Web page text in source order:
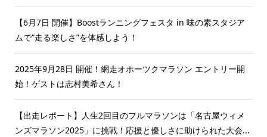
【6月7日 開催】Boostランニングフェスタ in 味の素スタジア
ムで“走る楽しさ”を体感しよう！
2025年9月28日 開催！網走オホーツクマラソン エントリー開
始！ゲストは志村美希さん！
【出走レポート】人生2回目のフルマラソンは「名古屋ウィメ
ンズマラソン2025」に挑戦！応援と優しさに助けられた大会...